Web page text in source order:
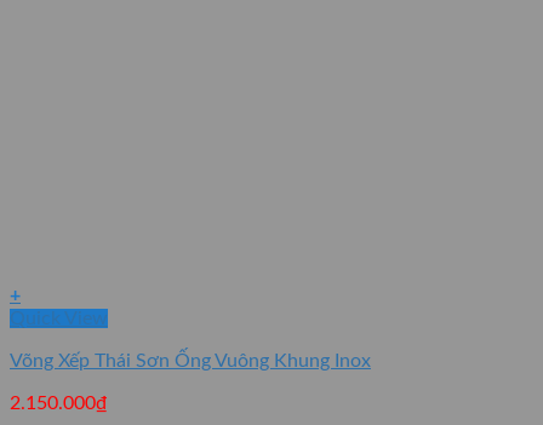
+
Quick View
Võng Xếp Thái Sơn Ống Vuông Khung Inox
2.150.000₫